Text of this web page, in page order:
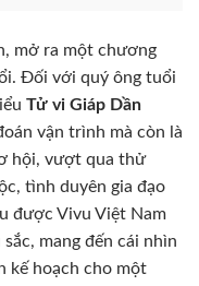
mở ra một chương
Đối với quý ông tuổi
Tử vi Giáp Dần
vận trình mà còn là
hội, vượt qua thử
tình duyên gia đạo
được Vivu Việt Nam
mang đến cái nhìn
kế hoạch cho một